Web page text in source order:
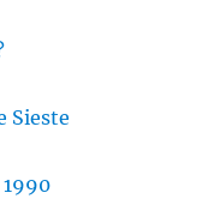
Sieste